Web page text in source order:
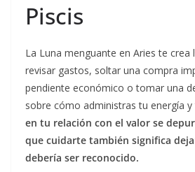
Piscis
La Luna menguante en Aries te crea
revisar gastos, soltar una compra
pendiente económico o tomar una
sobre cómo administras tu energía y
en tu relación con el valor se
que cuidarte también significa
debería ser reconocido.